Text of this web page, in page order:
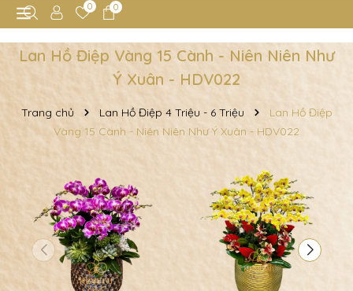
0 0
Lan Hồ Điệp Vàng 15 Cành - Niên Niên Như
Ý Xuân - HDV022
Trang chủ Lan Hồ Điệp 4 Triệu - 6 Triệu
Lan Hồ Điệp
Vàng 15 Cành - Niên Niên Như Ý Xuân - HDV022